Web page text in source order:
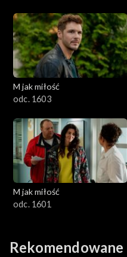
M jak miłość
odc. 1603
M jak miłość
odc. 1601